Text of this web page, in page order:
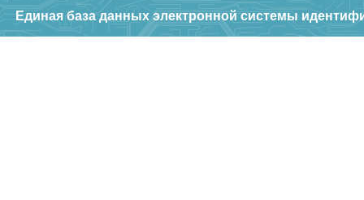
Единая база данных электронной системы